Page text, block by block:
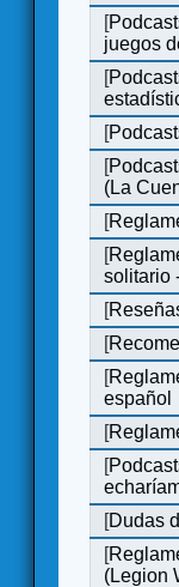
[
juegos
[
[
[
(La
[
[
solitario
[
[
[
español
[
[
[Dudas
[
(Legion